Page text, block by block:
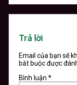
Trả lời
Email của bạn sẽ
bắt buộc được
Bình luận *